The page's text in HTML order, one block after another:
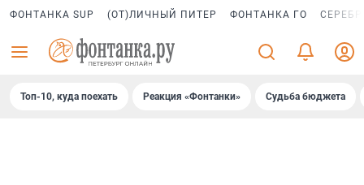
ФОНТАНКА SUP (ОТ)ЛИЧНЫЙ ПИТЕР ФОНТАНКА ГО
Топ-10, куда поехать Реакция «Фонтанки» Судьба бюджета